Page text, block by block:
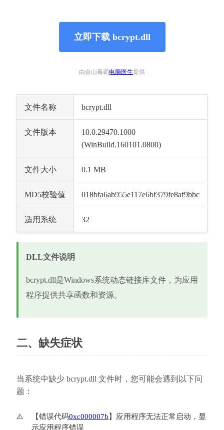
立即下载 bcrypt.dll
由金山毒霸电脑医生提供
文件名称 bcrypt.dll
文件版本
10.0.29470.1000
(WinBuild.160101.0800)
文件大小 0.1 MB
MD5校验值 018bfa6ab955e117e6bf379fe8af9bbc
适用系统 32
DLL文件说明
bcrypt.dll是Windows系统动态链接库文件，为应用
程序提供共享函数和资源。
二、缺失症状
当系统中缺少 bcrypt.dll 文件时，您可能会遇到以下问
题：
【错误代码0xc000007b 】应用程序无法正常启动，显
示应用程序错误